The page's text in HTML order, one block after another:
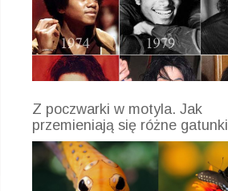
Z poczwarki w motyla. Jak
przemieniają się różne gatunki